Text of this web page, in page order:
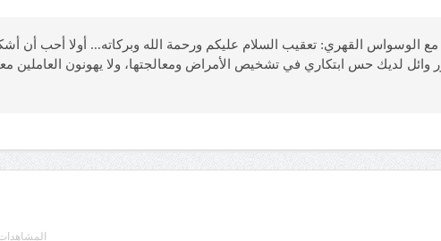
في التعامل مع الوسواس القهري: تعقيب السلام عليكم ورحمة الله وبركاته... أولا أحب
وائل لديك حس ابتكاري في تشخيص الأمراض ومعالجتها، ولا يهونون العاملين